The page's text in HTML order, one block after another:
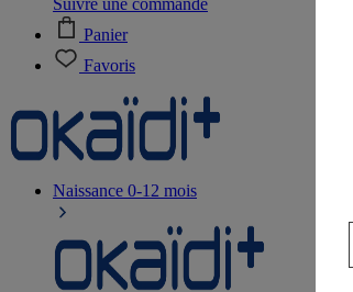
Suivre une commande
Panier
Favoris
Naissance 0-12 mois